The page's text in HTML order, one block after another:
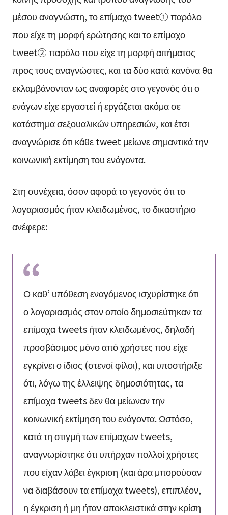
μέσου αναγνώστη, το επίμαχο tweet① παρόλο
που είχε τη μορφή ερώτησης και το επίμαχο
tweet② παρόλο που είχε τη μορφή αιτήματος
προς τους αναγνώστες, και τα δύο κατά κανόνα θα
εκλαμβάνονταν ως αναφορές στο γεγονός ότι ο
ενάγων είχε εργαστεί ή εργάζεται ακόμα σε
κατάστημα σεξουαλικών υπηρεσιών, και έτσι
αναγνώρισε ότι κάθε tweet μείωνε σημαντικά την
κοινωνική εκτίμηση του ενάγοντα.
Στη συνέχεια, όσον αφορά το γεγονός ότι το
λογαριασμός ήταν κλειδωμένος, το δικαστήριο
ανέφερε:
Ο καθ’ υπόθεση εναγόμενος ισχυρίστηκε ότι
ο λογαριασμός στον οποίο δημοσιεύτηκαν τα
επίμαχα tweets ήταν κλειδωμένος, δηλαδή
προσβάσιμος μόνο από χρήστες που είχε
εγκρίνει ο ίδιος (στενοί φίλοι), και υποστήριξε
ότι, λόγω της έλλειψης δημοσιότητας, τα
επίμαχα tweets δεν θα μείωναν την
κοινωνική εκτίμηση του ενάγοντα. Ωστόσο,
κατά τη στιγμή των επίμαχων tweets,
αναγνωρίστηκε ότι υπήρχαν πολλοί χρήστες
που είχαν λάβει έγκριση (και άρα μπορούσαν
να διαβάσουν τα επίμαχα tweets), επιπλέον,
η έγκριση ή μη ήταν αποκλειστικά στην κρίση